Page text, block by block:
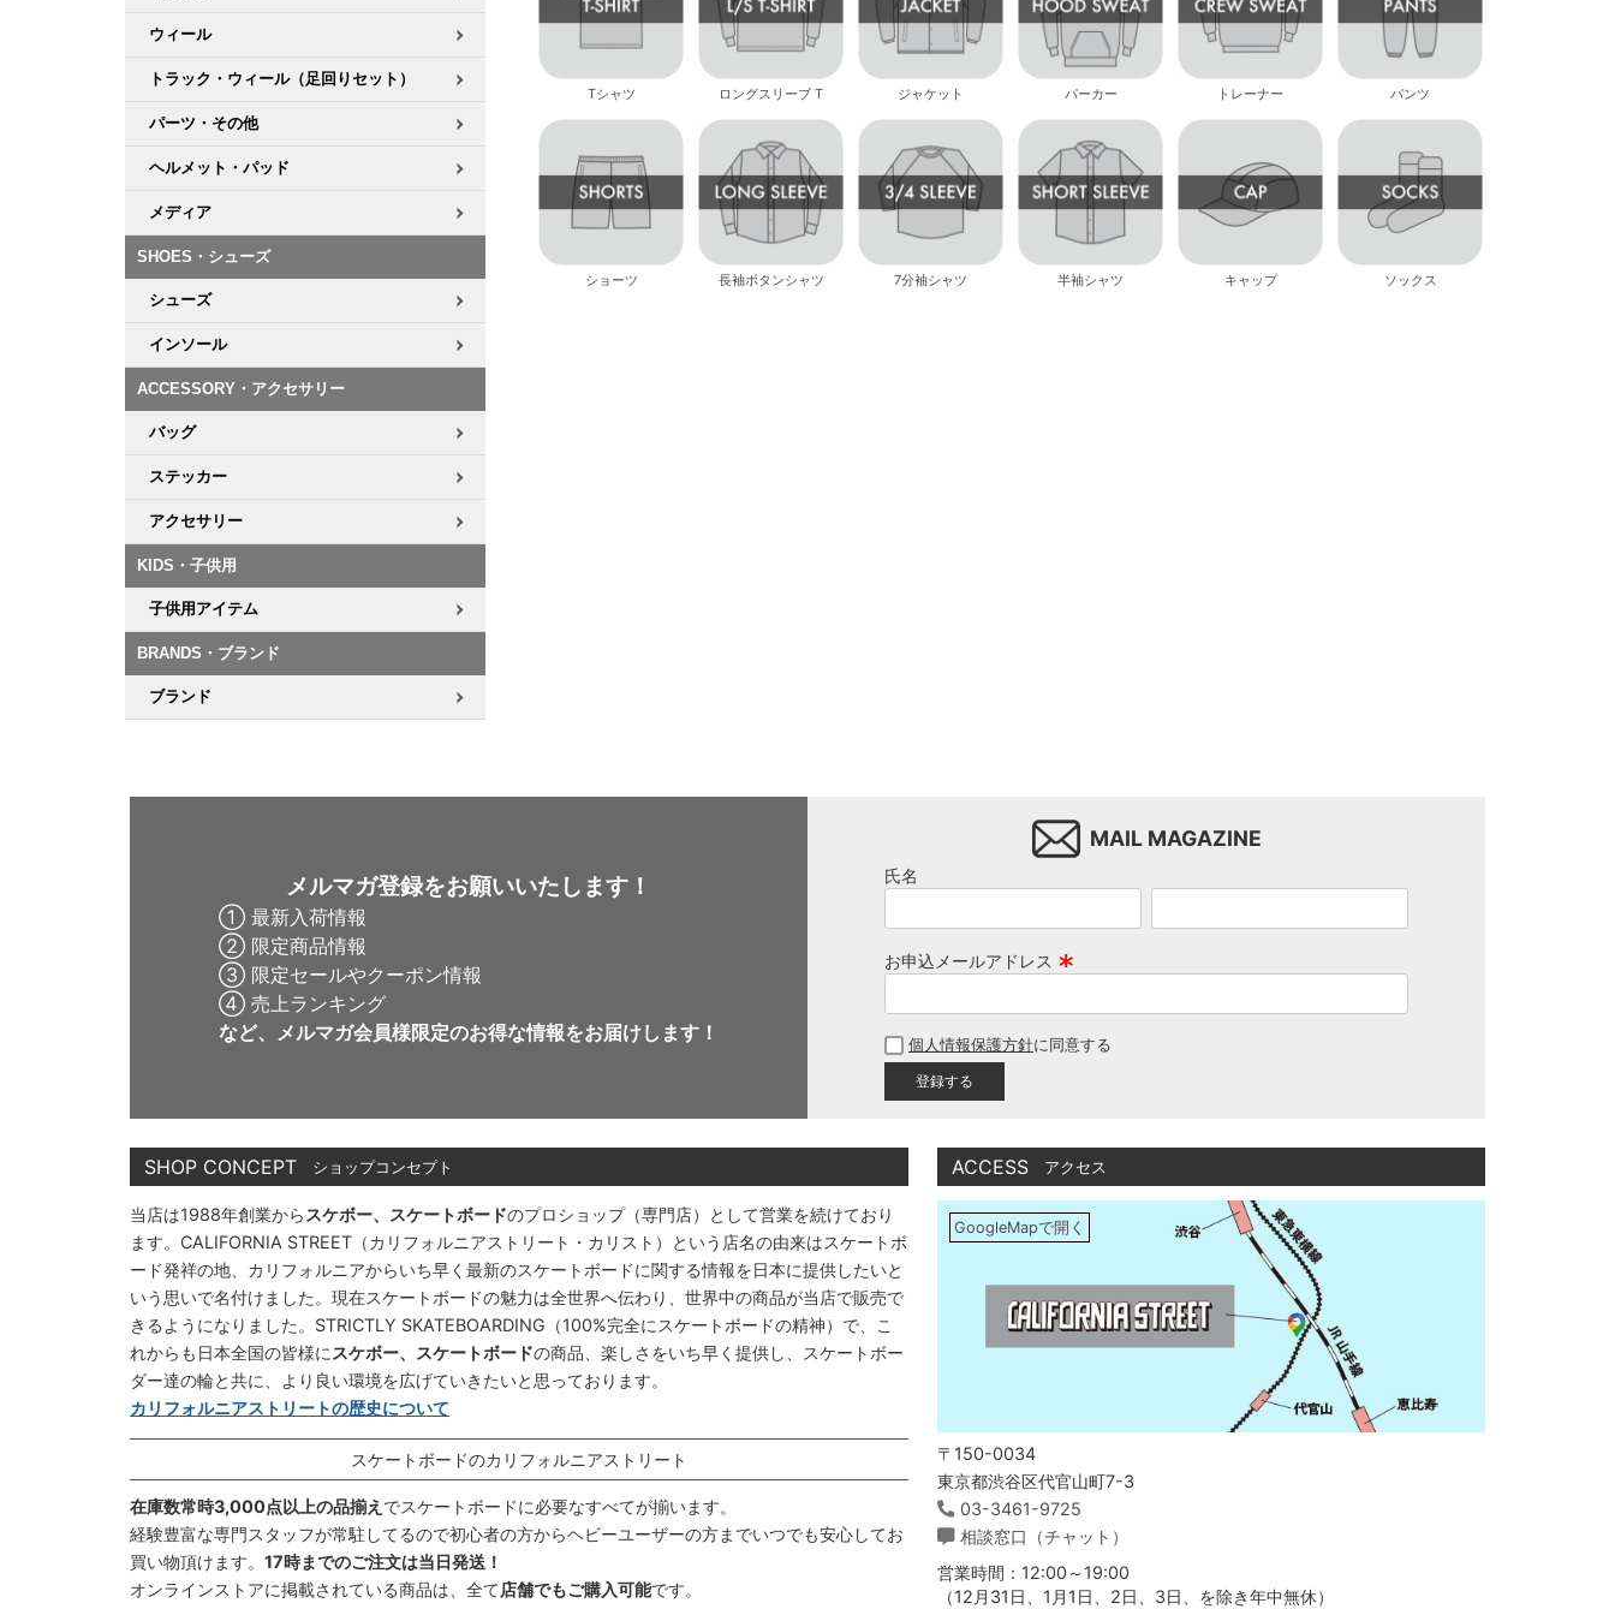
ウィール
トラック・ウィール（足回りセット）
パーツ・その他
ヘルメット・パッド
メディア
SHOES・シューズ
シューズ
インソール
ACCESSORY・アクセサリー
バッグ
ステッカー
アクセサリー
KIDS・子供用
子供用アイテム
BRANDS・ブランド
ブランド
Tシャツ ロングスリーブ T ジャケット パーカー トレーナー パンツ
ショーツ 長袖ボタンシャツ 7分袖シャツ 半袖シャツ キャップ ソックス
メルマガ登録をお願いいたします！
① 最新入荷情報
② 限定商品情報
③ 限定セールやクーポン情報
④ 売上ランキング
など、メルマガ会員様限定のお得な情報をお届けします！
MAIL MAGAZINE
氏名
お申込メールアドレス
須
個人情報保護方針に同意する
SHOP CONCEPT ショップコンセプト
当店は1988年創業から スケボー、スケートボードのプロショップ（専門店）として営業を続けており
ます。CALIFORNIA STREET（カリフォルニアストリート・カリスト）という店名の由来はスケートボ
ード発祥の地、カリフォルニアからいち早く最新のスケートボードに関する情報を日本に提供したいと
いう思いで名付けました。現在スケートボードの魅力は全世界へ伝わり、世界中の商品が当店で販売で
きるようになりました。STRICTLY SKATEBOARDING（100%完全にスケートボードの精神）で、こ
れからも日本全国の皆様に スケボー、スケートボードの商品、楽しさをいち早く提供し、スケートボー
ダー達の輪と共に、より良い環境を広げていきたいと思っております。
カリフォルニアストリートの歴史について
スケートボードのカリフォルニアストリート
在庫数常時3,000点以上の品揃え でスケートボードに必要なすべてが揃います。
経験豊富な専門スタッフが常駐してるので初心者の方からヘビーユーザーの方までいつでも安心してお
買い物頂けます。 17時までのご注文は当日発送！
オンラインストアに掲載されている商品は、全て店舗でもご購入可能です。
ACCESS アクセス
GoogleMapで開く
〒150-0034
東京都渋谷区代官山町7-3
03-3461-9725
相談窓口（チャット）
営業時間：12:00～19:00
（12月31日、1月1日、2日、3日、を除き年中無休）